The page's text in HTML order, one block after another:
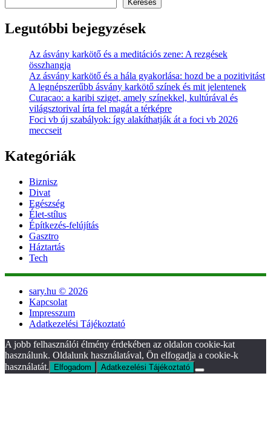
Keresés
Legutóbbi bejegyzések
Az ásvány karkötő és a meditációs zene: A rezgések
összhangja
Az ásvány karkötő és a hála gyakorlása: hozd be a pozitivitást
A legnépszerűbb ásvány karkötő színek és mit jelentenek
Curacao: a karibi sziget, amely színekkel, kultúrával és
világsztorival írta fel magát a térképre
Foci vb új szabályok: így alakíthatják át a foci vb 2026
meccseit
Kategóriák
Biznisz
Divat
Egészség
Élet-stílus
Építkezés-felújítás
Gasztro
Háztartás
Tech
sary.hu © 2026
Kapcsolat
Impresszum
Adatkezelési Tájékoztató
A jobb felhasználói élmény érdekében az oldalon cookie-kat
használunk. Oldalunk használatával, Ön elfogadja a cookie-k
használatát.
Elfogadom Adatkezelési Tájékoztató